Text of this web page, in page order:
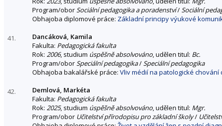
Program/oborSociální pedagogika a poradenství/Sociální
Obhajoba diplomové práce: Základní principy výukové
41.
Dancáková, Kamila
Fakulta: Pedagogická fakulta
Rok: 2006, studium úspěšně absolvováno, udělen titul: Bc.
Program/oborSpeciální pedagogika/Speciální pedagogika
Obhajoba bakalářské práce: Vliv médií na patologické chování
42.
Demlová, Markéta
Fakulta: Pedagogická fakulta
Rok: 2025, studium úspěšně absolvováno, udělen titul: Mgr.
Program/obor Učitelství přírodopisu pro základní školy/